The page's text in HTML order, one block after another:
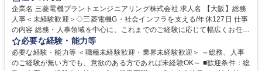
駅近5分以内 土日祝休み 服装自由 寮・社宅あり 食事補助あり
企業名 三菱電機プラントエンジニアリング株式会社 求人名 【大阪】総務
人事＜未経験歓迎＞◇三菱電機G・社会インフラを支える/年休127日 仕事
の内容 総務・人事領域を中心に、これまでのご経験に応じて幅広くお任せ
します。 ＜具体的には＞ ・総務/人事労務（給与・社保・勤怠管理など）
・採用・教育研修 ・福利厚生運用 など ※基本的には事務所勤務ですが、
採用や教育等の業務内容により、関西圏以外への日帰り・宿泊を伴う国内
必要な経験・能力等
必要な経験・能力等 ＜職種未経験歓迎・業界未経験歓迎＞ ～総務、人事
のご経験が無い方でも、意欲のある方であれば未経験OK～ ■歓迎条件：総